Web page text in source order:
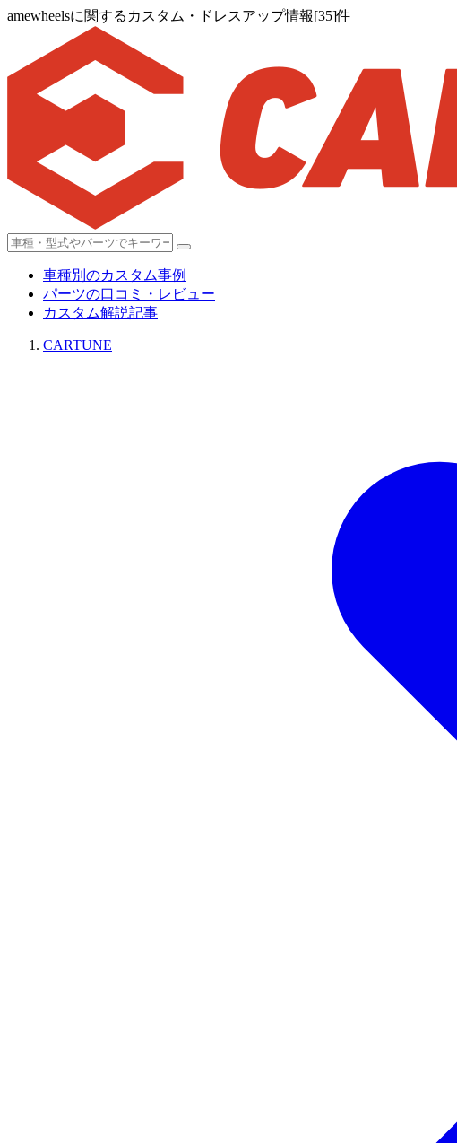
amewheelsに関するカスタム・ドレスアップ情報[35]件
車種別のカスタム事例
パーツの口コミ・レビュー
カスタム解説記事
CARTUNE